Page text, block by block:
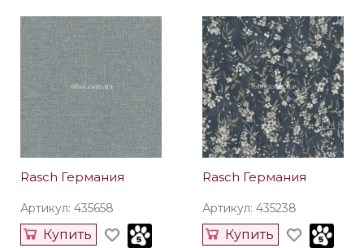
Rasch Германия
Артикул: 435658
Купить
Rasch Германия
Артикул: 435238
Купить